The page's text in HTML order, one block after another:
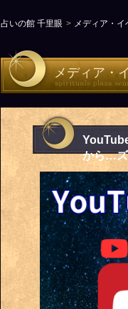
占いの館 千里眼 メディア・イ
メディア・
から…ズ